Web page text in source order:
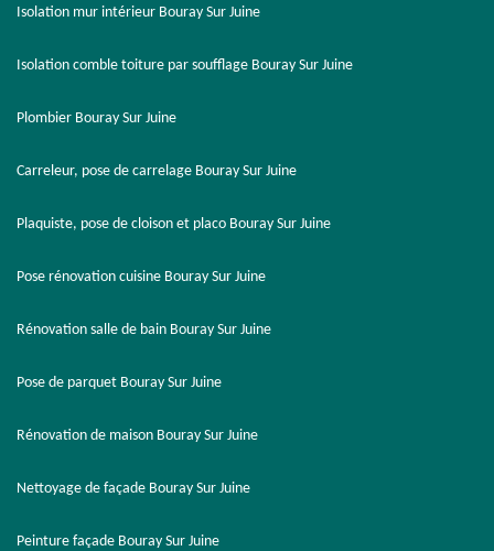
Isolation mur intérieur Bouray Sur Juine
Isolation comble toiture par soufflage Bouray Sur Juine
Plombier Bouray Sur Juine
Carreleur, pose de carrelage Bouray Sur Juine
Plaquiste, pose de cloison et placo Bouray Sur Juine
Pose rénovation cuisine Bouray Sur Juine
Rénovation salle de bain Bouray Sur Juine
Pose de parquet Bouray Sur Juine
Rénovation de maison Bouray Sur Juine
Nettoyage de façade Bouray Sur Juine
Peinture façade Bouray Sur Juine